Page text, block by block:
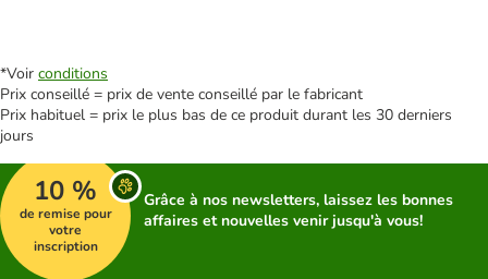
*Voir conditions
Prix conseillé = prix de vente conseillé par le fabricant
Prix habituel = prix le plus bas de ce produit durant les 30 derniers
jours
10 %
de remise pour
votre
inscription
Grâce à nos newsletters, laissez les bonnes
affaires et nouvelles venir jusqu'à vous!